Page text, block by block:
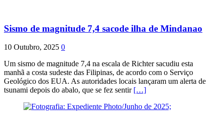
Sismo de magnitude 7,4 sacode ilha de Mindanao
10 Outubro, 2025 0
Um sismo de magnitude 7,4 na escala de Richter sacudiu esta
manhã a costa sudeste das Filipinas, de acordo com o Serviço
Geológico dos EUA. As autoridades locais lançaram um alerta de
tsunami depois do abalo, que se fez sentir […]